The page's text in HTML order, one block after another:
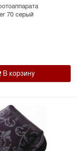
70 серый